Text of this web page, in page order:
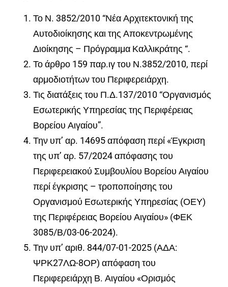
Το Ν. 3852/2010 “Νέα Αρχιτεκτονική της
Αυτοδιοίκησης και της Αποκεντρωμένης
Διοίκησης – Πρόγραμμα Καλλικράτης “.
Το άρθρο 159 παρ.ιγ του Ν.3852/2010, περί
αρμοδιοτήτων του Περιφερειάρχη.
Τις διατάξεις του Π.Δ.137/2010 “Οργανισμός
Εσωτερικής Υπηρεσίας της Περιφέρειας
Βορείου Αιγαίου”.
Την υπ’ αρ. 14695 απόφαση περί «Έγκριση
της υπ’ αρ. 57/2024 απόφασης του
Περιφερειακού Συμβουλίου Βορείου Αιγαίου
περί έγκρισης – τροποποίησης του
Οργανισμού Εσωτερικής Υπηρεσίας (ΟΕΥ)
της Περιφέρειας Βορείου Αιγαίου» (ΦΕΚ
3085/Β/03-06-2024).
Την υπ’ αριθ. 844/07-01-2025 (ΑΔΑ:
ΨΡΚ27ΛΩ-8ΟΡ) απόφαση του
Περιφερειάρχη Β. Αιγαίου «Ορισμός